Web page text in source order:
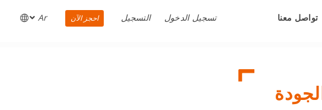
تواصل معنا تسجيل الدخول التسجيل احجز الآن Ar